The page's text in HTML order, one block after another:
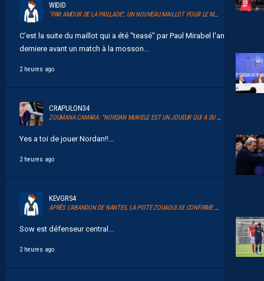
WIDID
“PAR AMOUR DE LA PAILLADE”, UN NOUVEAU MAILLOT POUR LE MHSC
C'est la suite du maillot qui a été "teasé" par Paul Mirabel l'année
derniere avant un match à la mosson...
2 heures ago
CRAPULON34
ZOUMANA CAMARA: “NORDAN MUKIELE EST UN JOUEUR QUI A DU TALENT”
Yes a toi de jouer Nordan!!...
2 heures ago
KEVGRS4
APRÈS L’ABANDON DE NANTES, LA PISTE ZOUAOUI SE CONFIRME À MONTPELLIER
Sow est défenseur central...
2 heures ago